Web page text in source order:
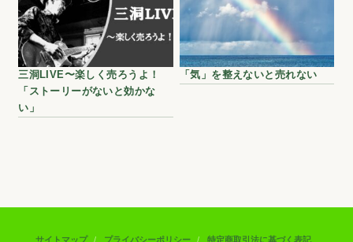
三洞LIVE〜楽しく売ろうよ！
「ストーリーがないと効かな
い」
「気」を整えないと売れない
サイトマップ プライバシーポリシー 特定商取引法に基づく表記